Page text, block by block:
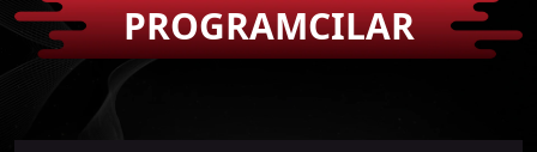
PROGRAMCILAR